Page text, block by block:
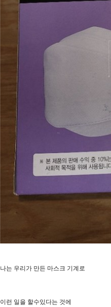
나는 우리가 만든 마스크 기계로
이런 일을 할수있다는 것에